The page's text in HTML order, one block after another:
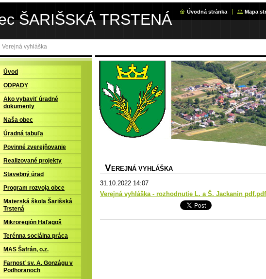
ŠARIŠSKÁ TRSTENÁ Úvodná stránka Mapa
Verejná vyhláška
VEREJNÁ VYHLÁŠKA
31.10.2022 14:07
Verejná vyhláška - rozhodnutie L. a Š. Jackanin
Úvod
ODPADY
Ako vybaviť úradné
dokumenty
Naša obec
Úradná tabuľa
Povinné zverejňovanie
Realizované projekty
Stavebný úrad
Program rozvoja obce
Materská škola Šarišská
Trstená
Mikroregión Haľagoš
Terénna sociálna práca
MAS Šafrán, o.z.
Farnosť sv. A. Gonzágu v
Podhoranoch